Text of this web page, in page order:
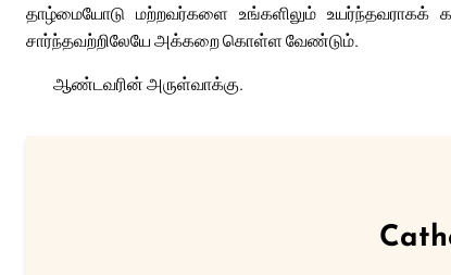
தாழ்மையோடு மற்றவர்களை உங்களிலும் உயர்ந்தவராகக்
சார்ந்தவற்றிலேயே அக்கறை கொள்ள வேண்டும்.
ஆண்டவரின் அருள்வாக்கு.